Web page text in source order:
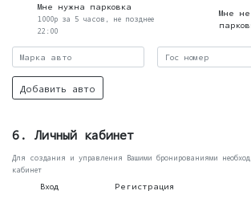
Мне нужна парковка
1000р за 5 часов, не позднее
22:00
Мне
Добавить авто
6. Личный кабинет
Для создания и управления Вашими бронированиями
кабинет
Вход Регистрация